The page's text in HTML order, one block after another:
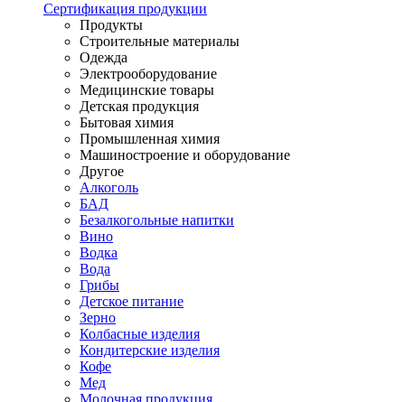
Сертификация продукции
Продукты
Строительные материалы
Одежда
Электрооборудование
Медицинские товары
Детская продукция
Бытовая химия
Промышленная химия
Машиностроение и оборудование
Другое
Алкоголь
БАД
Безалкогольные напитки
Вино
Водка
Вода
Грибы
Детское питание
Зерно
Колбасные изделия
Кондитерские изделия
Кофе
Мед
Молочная продукция